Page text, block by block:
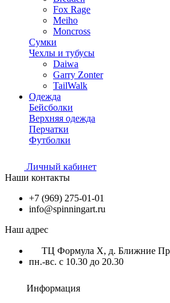
Fox Rage
Meiho
Moncross
Сумки
Чехлы и тубусы
Daiwa
Garry Zonter
TailWalk
Одежда
Бейсболки
Верхняя одежда
Перчатки
Футболки
Личный кабинет
Наши контакты
+7 (969) 275-01-01
info@spinningart.ru
Наш адрес
ТЦ Формула X, д. Ближние
пн.-вс. с 10.30 до 20.30
Информация